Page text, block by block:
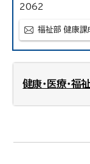
2062
福祉部 健康課
健康・医療・福祉